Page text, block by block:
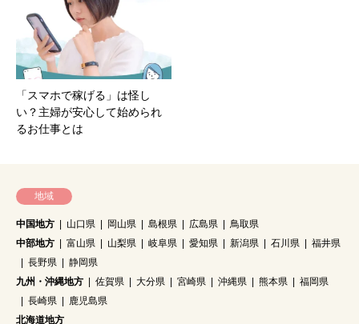
「スマホで稼げる」は怪し
い？主婦が安心して始められ
るお仕事とは
地域
中国地方 山口県 岡山県 島根県 広島県
鳥取県
中部地方
富山県 山梨県 岐阜県 愛知県 新潟県 石川県
福井県
長野県
静岡県
九州・沖縄地方
佐賀県 大分県 宮崎県 沖縄県 熊本県
福岡県
長崎県
鹿児島県
北海道地方